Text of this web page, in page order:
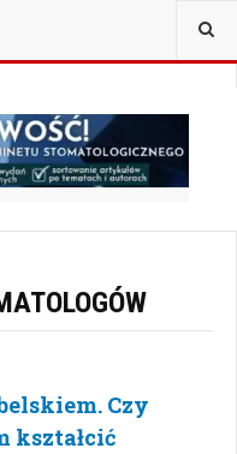
Czy
kształcić